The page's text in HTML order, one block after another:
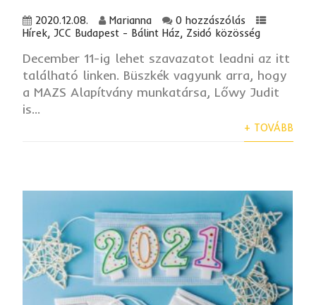
2020.12.08. Marianna
0 hozzászólás
Hírek,JCC Budapest - Bálint Ház, Zsidó közösség
December 11-ig lehet szavazatot leadni az itt
található linken. Büszkék vagyunk arra, hogy
a MAZS Alapítvány munkatársa, Lőwy Judit
is...
+ TOVÁBB